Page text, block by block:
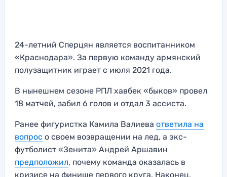
24-летний Сперцян является воспитанником
«Краснодара». За первую команду армянский
полузащитник играет с июля 2021 года.
В нынешнем сезоне РПЛ хавбек «быков» провел
18 матчей, забил 6 голов и отдал 3 ассиста.
Ранее фигуристка Камила Валиева ответила на
вопрос о своем возвращении на лед, а экс-
футболист «Зенита» Андрей Аршавин
предположил, почему команда оказалась в
кризисе на финише первого круга. Наконец,